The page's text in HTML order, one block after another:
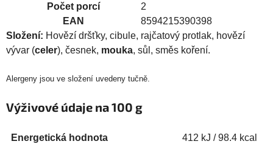
Počet porcí
2
EAN
8594215390398
Složení: Hovězí dršťky, cibule, rajčatový protlak, hovězí
vývar (celer), česnek, mouka, sůl, směs koření.
Alergeny jsou ve složení uvedeny tučně.
Výživové údaje na 100 g
Energetická hodnota 412 kJ / 98.4 kcal